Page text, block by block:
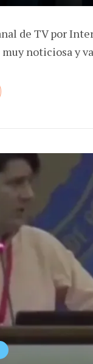
de TV por
noticiosa y